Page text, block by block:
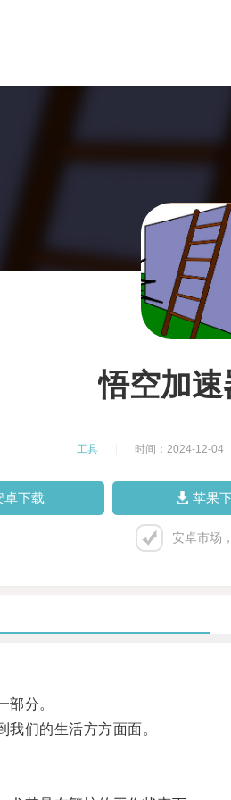
悟空加速
工具 时间：2024-12-04
卓下载 苹果
安卓市场
分。
们的生活方方面面。